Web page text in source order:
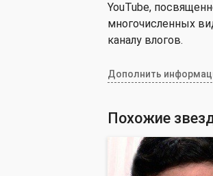
YouTube,
многочисленных
каналу влогов.
Дополнить
Похожие